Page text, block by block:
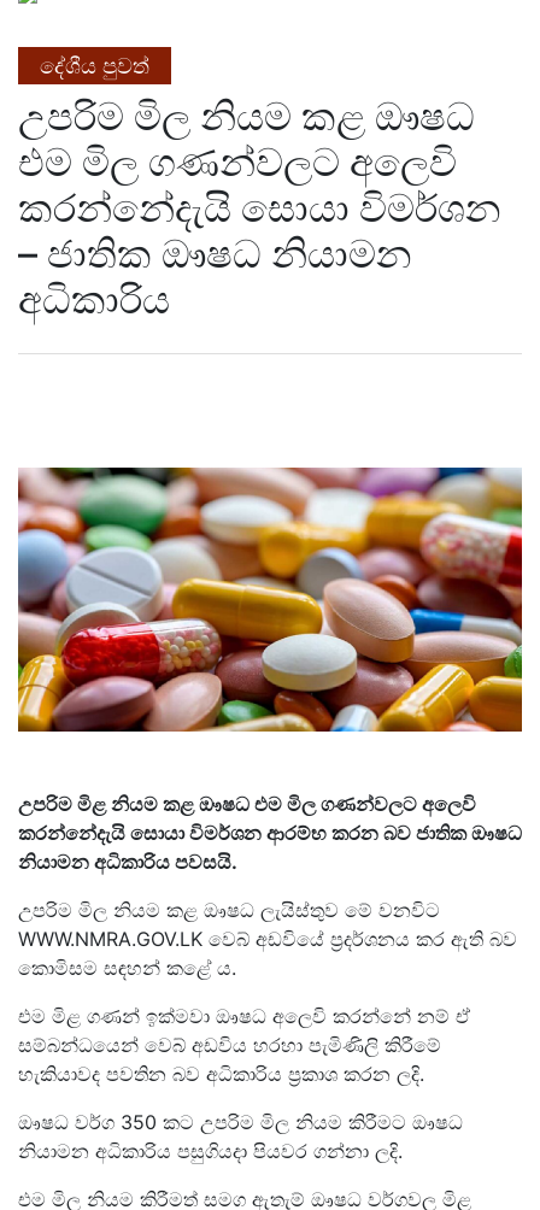
දේශීය පුවත්
උපරිම මිල නියම කළ ඖෂධ
එම මිල ගණන්වලට අලෙවි
කරන්නේදැයි සොයා විමර්ශන
– ජාතික ඖෂධ නියාමන
අධිකාරිය
උපරිම මිළ නියම කළ ඖෂධ එම මිල ගණන්වලට අලෙවි
කරන්නේදැයි සොයා විමර්ශන ආරම්භ කරන බව ජාතික ඖෂධ
නියාමන අධිකාරිය පවසයි.
උපරිම මිල නියම කළ ඖෂධ ලැයිස්තුව මේ වනවිට
WWW.NMRA.GOV.LK වෙබ් අඩවියේ ප්‍රදර්ශනය කර ඇති බව
කොමිසම සඳහන් කළේ ය.
එම මිළ ගණන් ඉක්මවා ඖෂධ අලෙවි කරන්නේ නම් ඒ
සම්බන්ධයෙන් වෙබ් අඩවිය හරහා පැමිණිලි කිරීමේ
හැකියාවද පවතින බව අධිකාරිය ප්‍රකාශ කරන ලදි.
ඖෂධ වර්ග 350 කට උපරිම මිල නියම කිරීමට ඖෂධ
නියාමන අධිකාරිය පසුගියදා පියවර ගන්නා ලදි.
එම මිල නියම කිරීමත් සමග ඇතැම් ඖෂධ වර්ගවල මිළ